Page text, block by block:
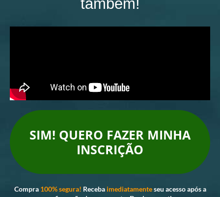
também!
SIM! QUERO FAZER MINHA
INSCRIÇÃO
Compra 100% segura! Receba imediatamenteseu acesso após a